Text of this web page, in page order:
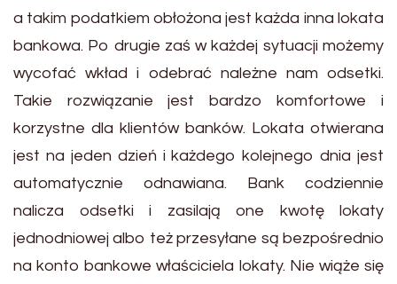
a takim podatkiem obłożona jest każda inna lokata
bankowa. Po drugie zaś w każdej sytuacji możemy
wycofać wkład i odebrać należne nam odsetki.
Takie rozwiązanie jest bardzo komfortowe i
korzystne dla klientów banków. Lokata otwierana
jest na jeden dzień i każdego kolejnego dnia jest
automatycznie odnawiana. Bank codziennie
nalicza odsetki i zasilają one kwotę lokaty
jednodniowej albo też przesyłane są bezpośrednio
na konto bankowe właściciela lokaty. Nie wiąże się